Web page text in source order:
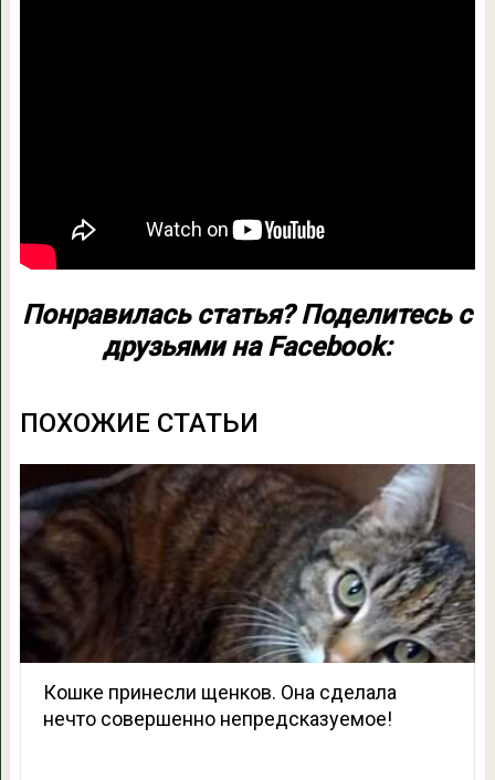
Понравилась статья? Поделитесь с
друзьями на Facebook:
ПОХОЖИЕ СТАТЬИ
Кошке принесли щенков. Она сделала
нечто совершенно непредсказуемое!